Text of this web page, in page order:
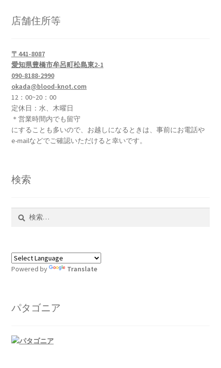
店舗住所等
〒441-8087
愛知県豊橋市牟呂町松島東2-1
090-8188-2990
okada@blood-knot.com
12：00~20：00
定休日：水、木曜日
＊営業時間内でも留守
にすることも多いので、お越しになるときは、事前にお電話や
e-mailなどでご確認いただけると幸いです。
検索
Powered by Translate
パタゴニア